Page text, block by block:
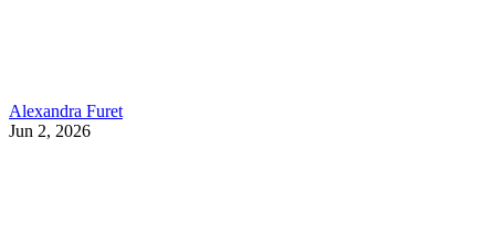
Alexandra Furet
Jun 2, 2026